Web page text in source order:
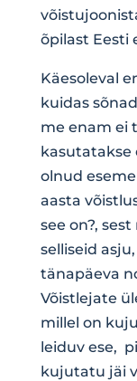
õpilast Eesti
Käesoleval
kuidas
me enam ei
kasutatakse
olnud
aasta
see on?,
selliseid
tänapäeva
Võistlejate
millel on
leiduv ese,
kujutatu jäi